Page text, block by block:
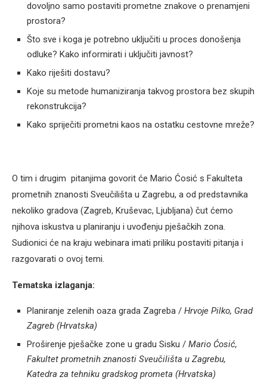
dovoljno samo postaviti prometne znakove o prenamjeni
prostora?
Što sve i koga je potrebno uključiti u proces donošenja
odluke? Kako informirati i uključiti javnost?
Kako riješiti dostavu?
Koje su metode humaniziranja takvog prostora bez skupih
rekonstrukcija?
Kako spriječiti prometni kaos na ostatku cestovne mreže?
O tim i drugim pitanjima govorit će Mario Ćosić s Fakulteta
prometnih znanosti Sveučilišta u Zagrebu, a od predstavnika
nekoliko gradova (Zagreb, Kruševac, Ljubljana) čut ćemo
njihova iskustva u planiranju i uvođenju pješačkih zona.
Sudionici će na kraju webinara imati priliku postaviti pitanja i
razgovarati o ovoj temi.
Tematska izlaganja:
Planiranje zelenih oaza grada Zagreba / Hrvoje Pilko, Grad
Zagreb (Hrvatska)
Proširenje pješačke zone u gradu Sisku / Mario Ćosić,
Fakultet prometnih znanosti Sveučilišta u Zagrebu,
Katedra za tehniku gradskog prometa (Hrvatska)